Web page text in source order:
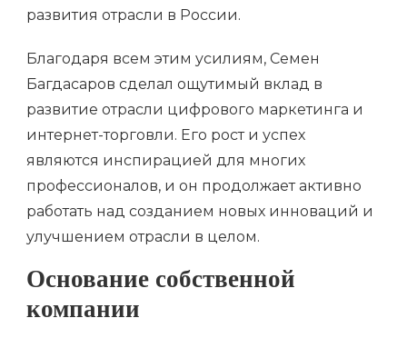
развития отрасли в России.
Благодаря всем этим усилиям, Семен
Багдасаров сделал ощутимый вклад в
развитие отрасли цифрового маркетинга и
интернет-торговли. Его рост и успех
являются инспирацией для многих
профессионалов, и он продолжает активно
работать над созданием новых инноваций и
улучшением отрасли в целом.
Основание собственной
компании